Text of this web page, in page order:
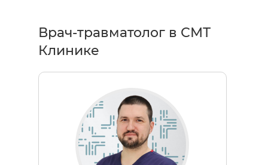
Врач-травматолог в СМТ
Клинике